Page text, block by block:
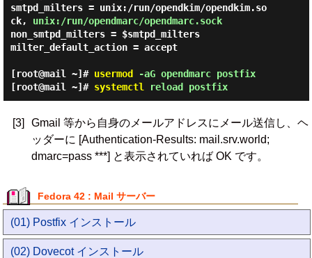
smtpd_milters = unix:/run/opendkim/opendkim.so
ck, unix:/run/opendmarc/opendmarc.sock
non_smtpd_milters = $smtpd_milters
milter_default_action = accept
[root@mail ~]# usermod -aG opendmarc postfix
[root@mail ~]# systemctl reload postfix
[3]
Gmail 等から自身のメールアドレスにメール送信し、ヘ
ッダーに [Authentication-Results: mail.srv.world;
dmarc=pass ***] と表示されていれば OK です。
Fedora 42 : Mail サーバー
(01) Postfix インストール
(02) Dovecot インストール